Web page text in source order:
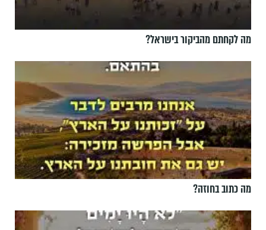
מה לקחתם מהביקור בישראל?
מה כתוב בחוזה?